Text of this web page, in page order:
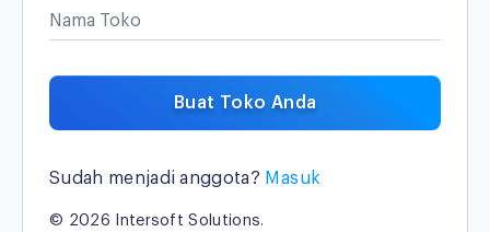
Nama Toko
Buat Toko Anda
Sudah menjadi anggota? Masuk
© 2026 Intersoft Solutions.